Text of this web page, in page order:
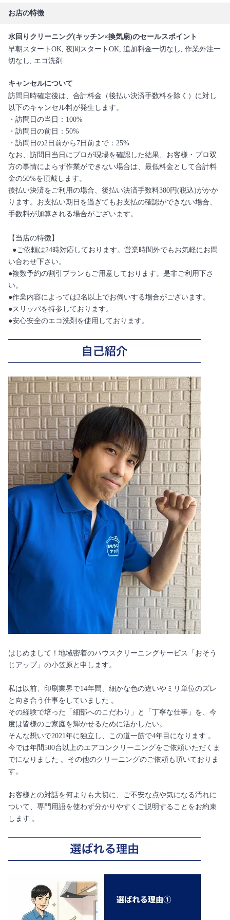
お店の特徴
水回りクリーニング(キッチン×換気扇)のセールスポイント
早朝スタートOK, 夜間スタートOK, 追加料金一切なし, 作業外注一
切なし, エコ洗剤
キャンセルについて
訪問日時確定後は、合計料金（後払い決済手数料を除く）に対し
以下のキャンセル料が発生します。
・訪問日の当日：100%
・訪問日の前日：50%
・訪問日の2日前から7日前まで：25%
なお、訪問日当日にプロが現場を確認した結果、お客様・プロ双
方の事情によらず作業ができない場合は、最低料金として合計料
金の50%を頂戴します。
後払い決済をご利用の場合、後払い決済手数料380円(税込)がかか
ります。お支払い期日を過ぎてもお支払の確認ができない場合、
手数料が加算される場合がございます。
【当店の特徴】
●ご依頼は24時対応しております。営業時間外でもお気軽にお問
い合わせ下さい。
●複数予約の割引プランもご用意しております。是非ご利用下さ
い。
●作業内容によっては2名以上でお伺いする場合がございます。
●スリッパを持参しております。
●安心安全のエコ洗剤を使用しております。
はじめまして！地域密着のハウスクリーニングサービス「おそう
じアップ」の小笠原と申します。
私は以前、印刷業界で14年間、細かな色の違いやミリ単位のズレ
と向き合う仕事をしていました 。
その経験で培った「細部へのこだわり」と「丁寧な仕事」を、今
度は皆様のご家庭を輝かせるために活かしたい。
そんな想いで2021年に独立し、この道一筋で4年目になります 。
今では年間500台以上のエアコンクリーニングをご依頼いただくま
でになりました 。その他のクリーニングのご依頼も頂いておりま
す。
お客様との対話を何よりも大切に、ご不安な点や気になる汚れに
ついて、専門用語を使わず分かりやすくご説明することをお約束
します 。